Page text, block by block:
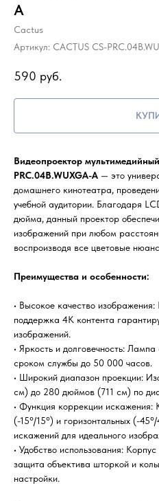
A
Cactus
Артикул: CACTUS CS-
590 руб.
Видеопроектор
PRC.04B.WUXGA-A — это
домашнего кинотеатра,
учебной аудитории. Благодаря
дюйма, данный проектор
изображений при любом
воспроизводя все цветовые
Преимущества и особенности:
• Высокое качество
поддержка 4К контента
изображений.
• Яркость и долговечность:
сроком службы до 50 000 часов.
• Широкий диапазон проекции:
см) до 280 дюймов (711 см) по
• Функция коррекции искажения:
(-15°/15°) и горизонтальных (-
искажений для идеального
• Удобство использования:
защита объектива шторкой и
настройки.